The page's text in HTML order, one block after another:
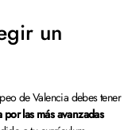
un
de Valencia debes tener
por las más avanzadas